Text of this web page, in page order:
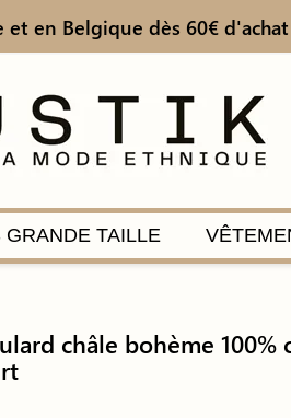
et en Belgique dès 60€ d'achat
TAILLE
châle bohème